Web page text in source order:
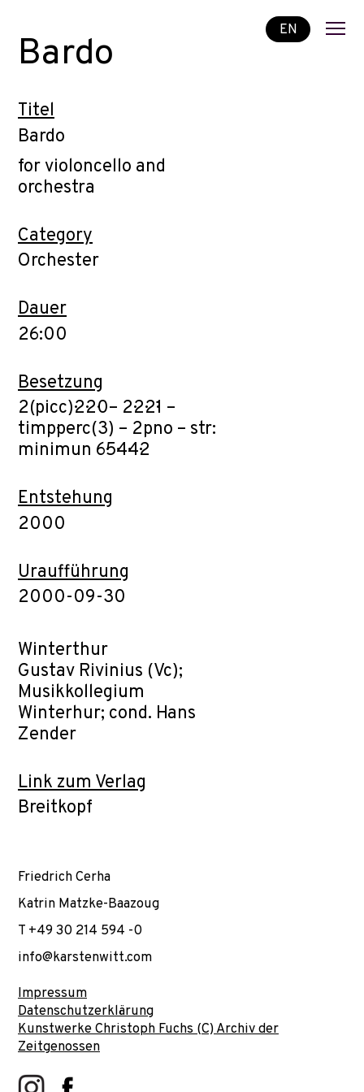
EN
Bardo
Titel
Bardo
for violoncello and
orchestra
Category
Orchester
Dauer
26:00
Besetzung
2(picc)·2·2·0– 2·2·2·1 –
timp·perc(3) – 2pno – str:
minimun 6·5·4·4·2
Entstehung
2000
Uraufführung
2000-09-30
Winterthur
Gustav Rivinius (Vc);
Musikkollegium
Winterhur; cond. Hans
Zender
Link zum Verlag
Breitkopf
Friedrich Cerha
Katrin Matzke-Baazoug
T +49 30 214 594 -0
info@karstenwitt.com
Impressum
Datenschutzerklärung
Kunstwerke Christoph Fuchs (C) Archiv der
Zeitgenossen